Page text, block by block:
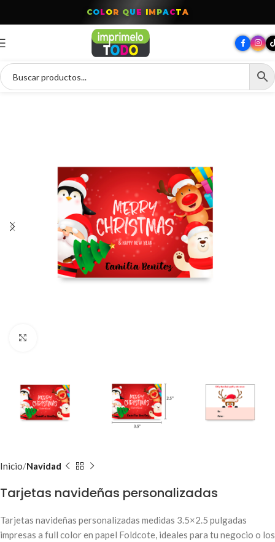
COLOR QU E IM PACTA
Inicio Navidad
Tarjetas navideñas personalizadas
Tarjetas navideñas personalizadas medidas 3.5×2.5 pulgadas
impresas a full color en papel Foldcote, ideales para tu negocio o los